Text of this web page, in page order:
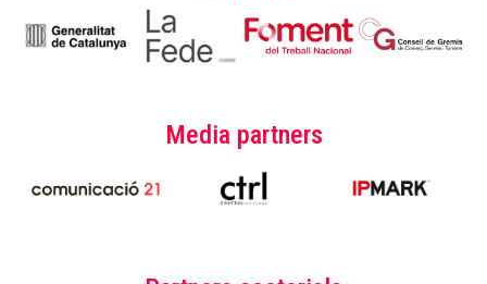
Media partners